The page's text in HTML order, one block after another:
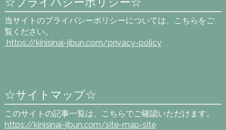
当サイトのプライバシーポリシーについては、こちらをご
覧ください。
https://kinisinai-jibun.com/privacy-policy
☆サイトマップ☆
このサイトの記事一覧は、こちらでご確認いただけます。
https://kinisinai-jibun.com/site-map-site